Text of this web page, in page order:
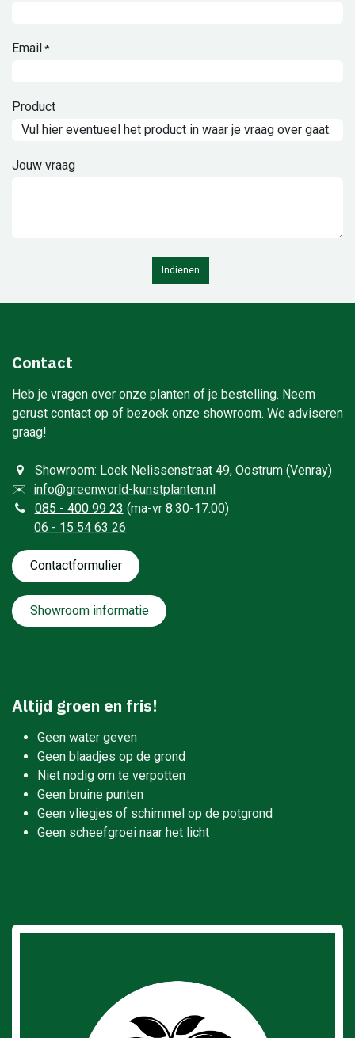
Email *
Product
Jouw vraag
Indienen
Contact
Heb je vragen over onze planten of je bestelling. Neem
gerust contact op of bezoek onze showroom. We adviseren
graag!
Showroom: Loek Nelissenstraat 49, Oostrum (Venray)
✉️ info@greenworld-kunstplanten.nl
085 - 400 99 23 (ma-vr 8.30-17.00)
06 - 15 54 63 26
Contactformulie​​​​​​​​r
Showroom informatie
Altijd groen en fris!
Geen water geven
Geen blaadjes op de grond
Niet nodig om te verpotten
Geen bruine punten
Geen vliegjes of schimmel op de potgrond
Geen scheefgroei naar het licht